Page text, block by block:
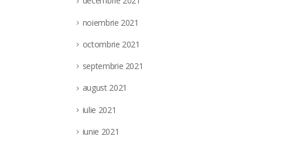
noiembrie 2021
octombrie 2021
septembrie 2021
august 2021
iulie 2021
iunie 2021